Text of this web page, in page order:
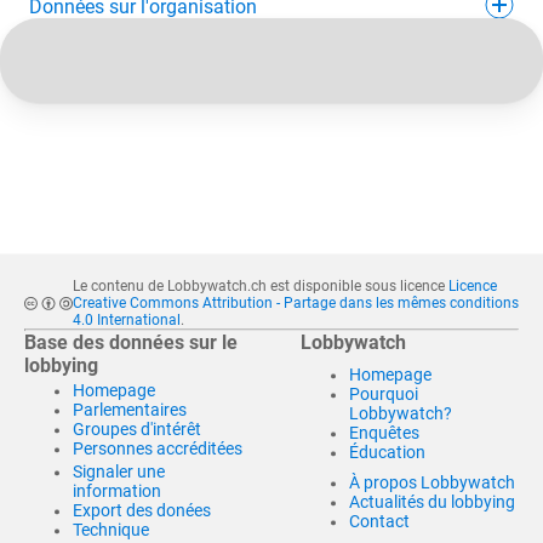
Données sur l'organisation
Le contenu de Lobbywatch.ch est disponible sous licence Licence
Creative Commons Attribution - Partage dans les mêmes conditions
4.0 International .
Base des données sur le
lobbying
Homepage
Parlementaires
Groupes d'intérêt
Personnes accréditées
Signaler une
information
Export des donées
Technique
Lobbywatch
Homepage
Pourquoi
Lobbywatch?
Enquêtes
Éducation
À propos Lobbywatch
Actualités du lobbying
Contact